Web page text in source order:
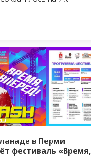
в Перми
фестиваль «Время,